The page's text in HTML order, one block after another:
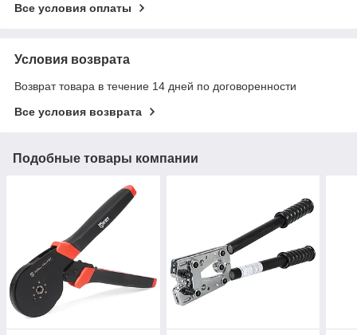
Все условия оплаты
Условия возврата
Возврат товара в течение 14 дней по договоренности
Все условия возврата
Подобные товары компании